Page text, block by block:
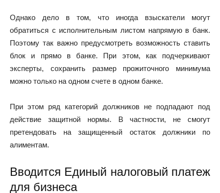
Однако дело в том, что иногда взыскатели могут
обратиться с исполнительным листом напрямую в банк.
Поэтому так важно предусмотреть возможность ставить
блок и прямо в банке. При этом, как подчеркивают
эксперты, сохранить размер прожиточного минимума
можно только на одном счете в одном банке.
При этом ряд категорий должников не подпадают под
действие защитной нормы. В частности, не смогут
претендовать на защищенный остаток должники по
алиментам.
Вводится Единый налоговый платеж
для бизнеса